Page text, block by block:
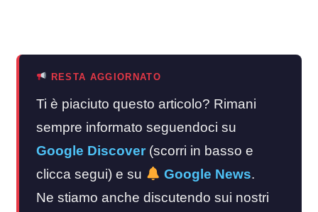
RESTA AGGIORNATO
Ti è piaciuto questo articolo? Rimani
sempre informato seguendoci su
Google Discover (scorri in basso e
clicca segui) e su
Google News.
Ne stiamo anche discutendo sui nostri